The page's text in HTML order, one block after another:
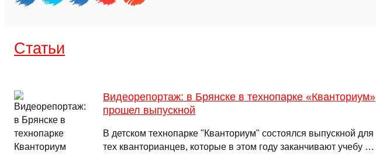
Cтатьи
Видеорепортаж: в Брянске в технопарке «Кванториум»
прошел выпускной
В детском технопарке "Кванториум" состоялся выпускной для
тех кванторианцев, которые в этом году заканчивают учебу …